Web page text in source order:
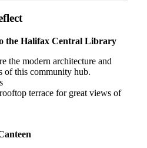
the Halifax Central Library
the modern architecture and
of this community hub.
terrace for great views of